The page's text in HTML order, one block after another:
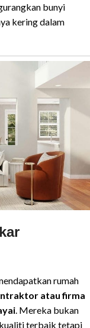
bunyi
kering dalam
rumah
atau firma
. Mereka bukan
terbaik tetapi